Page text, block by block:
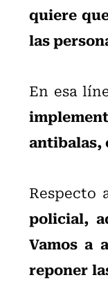
quiere
las
En esa
antibalas,
Respecto
policial,
Vamos a
reponer